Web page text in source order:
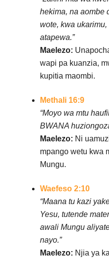
hekima, na aombe
wote, kwa
atapewa.”
Maelezo:
wapi pa kuanzia,
kupitia maombi.
Methali 16:9
“Moyo wa mtu
BWANA
Maelezo: Ni
mpango wetu kwa
Mungu.
Waefeso 2:10
“Maana tu kazi
Yesu, tutende
awali Mungu
nayo.”
Maelezo: Njia ya